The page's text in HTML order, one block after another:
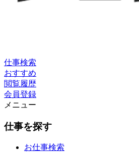
仕事検索
おすすめ
閲覧履歴
会員登録
メニュー
仕事を探す
お仕事検索